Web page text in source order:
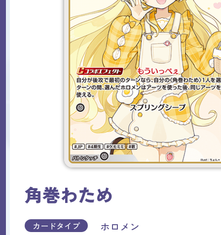
角巻わため
カードタイプ ホロメン